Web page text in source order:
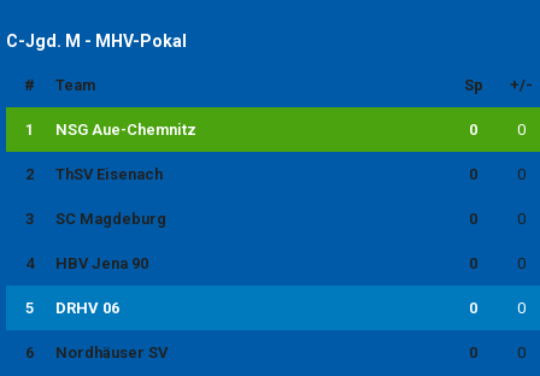
C-Jgd. M - MHV-Pokal
# Team Sp +/-
1 NSG Aue-Chemnitz 0 0
2 ThSV Eisenach 0 0
3 SC Magdeburg 0 0
4 HBV Jena 90 0 0
5 DRHV 06 0 0
6 Nordhäuser SV 0 0